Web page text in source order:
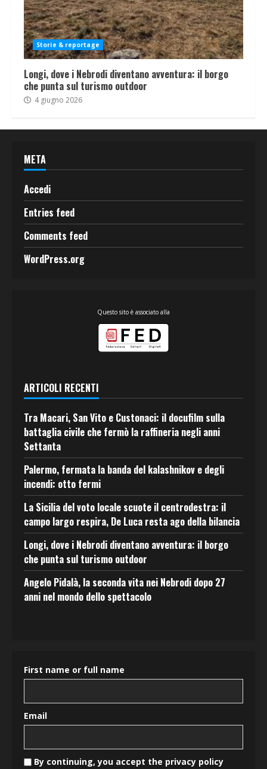
Storie & reportage
Longi, dove i Nebrodi diventano avventura: il borgo
che punta sul turismo outdoor
4 giugno 2026
META
Accedi
Entries feed
Comments feed
WordPress.org
Questo sito è associato alla
ARTICOLI RECENTI
Tra Macari, San Vito e Custonaci: il docufilm sulla
battaglia civile che fermò la raffineria negli anni
Settanta
Palermo, fermata la banda del kalashnikov e degli
incendi: otto fermi
La Sicilia del voto locale scuote il centrodestra: il
campo largo respira, De Luca resta ago della bilancia
Longi, dove i Nebrodi diventano avventura: il borgo
che punta sul turismo outdoor
Angelo Pidalà, la seconda vita nei Nebrodi dopo 27
anni nel mondo dello spettacolo
First name or full name
Email
By continuing, you accept the privacy policy